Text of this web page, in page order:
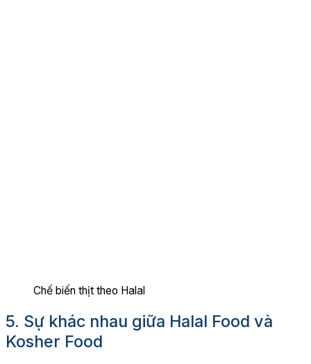
Chế biến thịt theo Halal
5. Sự khác nhau giữa Halal Food và
Kosher Food